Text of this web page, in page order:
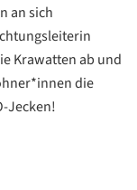
an sich
Krawatten ab und
die
Jecken!